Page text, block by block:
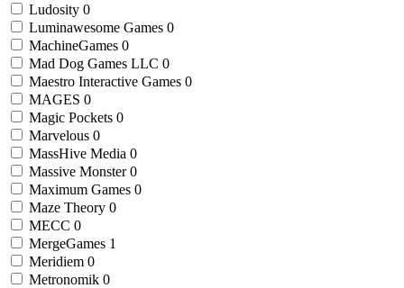
Ludosity 0
Luminawesome Games 0
MachineGames 0
Mad Dog Games LLC 0
Maestro Interactive Games 0
MAGES 0
Magic Pockets 0
Marvelous 0
MassHive Media 0
Massive Monster 0
Maximum Games 0
Maze Theory 0
MECC 0
MergeGames 1
Meridiem 0
Metronomik 0